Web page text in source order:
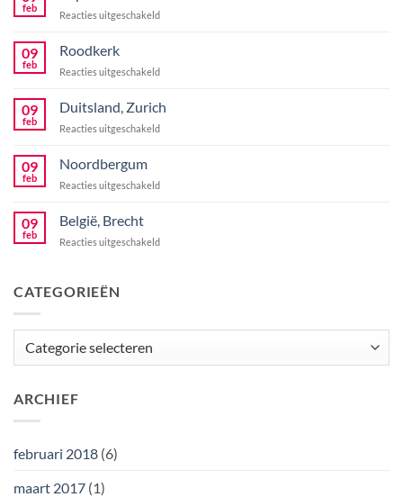
feb
Reacties uitgeschakeldvoor
09
feb
Roodkerk
Reacties uitgeschakeldvoor
09
feb
Duitsland, Zurich
Reacties uitgeschakeldvoor
09
feb
Noordbergum
Reacties uitgeschakeldvoor
09
feb
België, Brecht
Reacties uitgeschakeldvoor
CATEGORIEËN
ARCHIEF
februari 2018 (6)
maart 2017 (1)